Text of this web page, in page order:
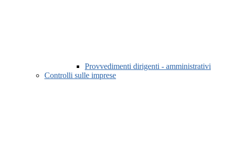
Provvedimenti dirigenti - amministrativi
Controlli sulle imprese